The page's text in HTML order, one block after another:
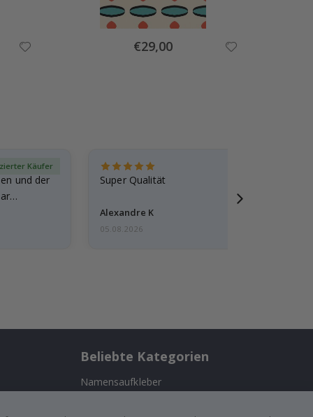
Special
Price
€29,00
und der
Käufer
Super Qualität
Alexandre K
05.08.2026
Beliebte Kategorien
Namensaufkleber